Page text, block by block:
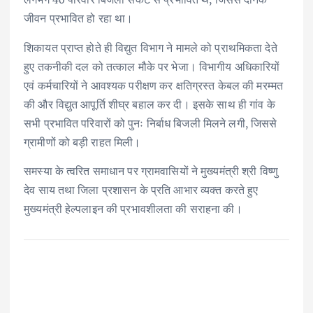
जीवन प्रभावित हो रहा था।
शिकायत प्राप्त होते ही विद्युत विभाग ने मामले को प्राथमिकता देते
हुए तकनीकी दल को तत्काल मौके पर भेजा। विभागीय अधिकारियों
एवं कर्मचारियों ने आवश्यक परीक्षण कर क्षतिग्रस्त केबल की मरम्मत
की और विद्युत आपूर्ति शीघ्र बहाल कर दी। इसके साथ ही गांव के
सभी प्रभावित परिवारों को पुनः निर्बाध बिजली मिलने लगी, जिससे
ग्रामीणों को बड़ी राहत मिली।
समस्या के त्वरित समाधान पर ग्रामवासियों ने मुख्यमंत्री श्री विष्णु
देव साय तथा जिला प्रशासन के प्रति आभार व्यक्त करते हुए
मुख्यमंत्री हेल्पलाइन की प्रभावशीलता की सराहना की।